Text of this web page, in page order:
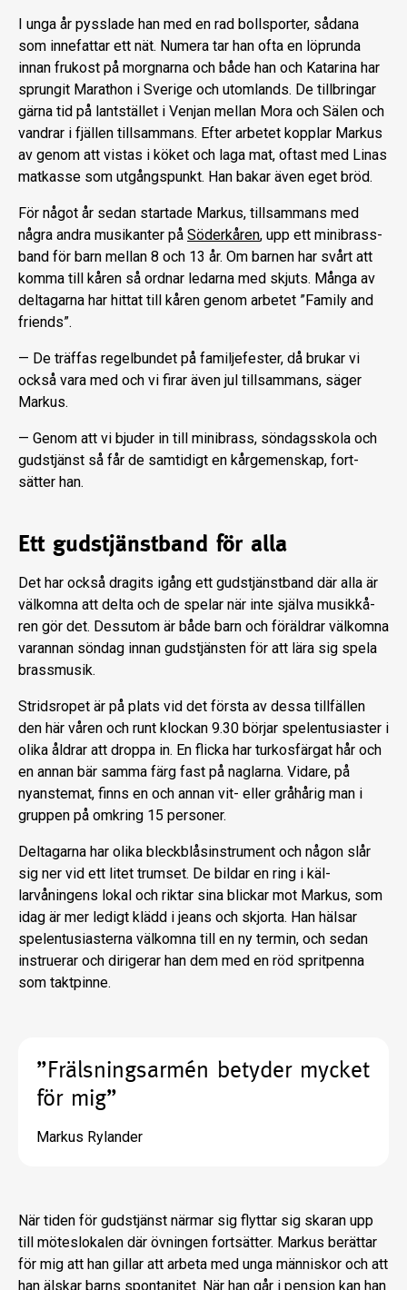
I unga år pysslade han med en rad bollsporter, sådana
som innefattar ett nät. Numera tar han ofta en löprunda
innan frukost på morgnarna och både han och Katarina har
sprungit Marathon i Sverige och utomlands. De tillbringar
gärna tid på lantstället i Venjan mellan Mora och Sälen och
vandrar i fjällen till­sammans. Efter arbetet kopplar Markus
av genom att vistas i köket och laga mat, oftast med Linas
matkasse som utgångs­punkt. Han bakar även eget bröd.
För något år sedan startade Markus, tillsammans med
några andra musikan­ter på Söderkåren, upp ett minibrass­
band för barn mellan 8 och 13 år. Om barnen har svårt att
komma till kåren så ordnar ledarna med skjuts. Många av
deltagarna har hittat till kåren genom ar­betet ”Family and
friends”.
— De träffas regelbundet på familje­fester, då brukar vi
också vara med och vi firar även jul tillsammans, säger
Markus.
— Genom att vi bjuder in till mi­nibrass, söndagsskola och
gudstjänst så får de samtidigt en kårgemenskap, fort­
sätter han.
Ett gudstjänstband för alla
Det har också dragits igång ett guds­tjänstband där alla är
välkomna att del­ta och de spelar när inte själva musikkå­
ren gör det. Dessutom är både barn och föräldrar välkomna
varannan söndag innan gudstjänsten för att lära sig spela
brassmusik.
Stridsropet är på plats vid det första av dessa tillfällen
den här våren och runt klockan 9.30 börjar spelentusiaster i
olika åldrar att droppa in. En flicka har turkosfärgat hår och
en annan bär samma färg fast på naglarna. Vidare, på
nyanstemat, finns en och annan vit- eller gråhårig man i
gruppen på omkring 15 personer.
Deltagarna har olika bleckblå­sinstrument och någon slår
sig ner vid ett litet trumset. De bildar en ring i käl­
larvåningens lokal och riktar sina blick­ar mot Markus, som
idag är mer ledigt klädd i jeans och skjorta. Han hälsar
spelentusiasterna välkomna till en ny termin, och sedan
instruerar och dirige­rar han dem med en röd spritpenna
som taktpinne.
”Frälsningsarmén betyder mycket
för mig”
Markus Rylander
När tiden för gudstjänst närmar sig flyttar sig skaran upp
till möteslokalen där övningen fortsätter. Markus berättar
för mig att han gillar att arbeta med unga människor och att
han älskar barns spon­tanitet. När han går i pension kan han